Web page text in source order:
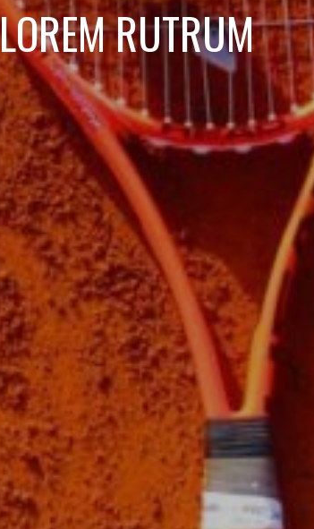
RUTRUM